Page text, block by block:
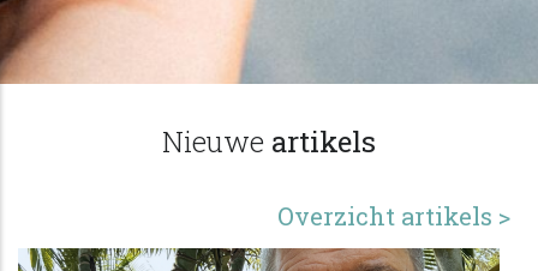
Nieuwe artikels
Overzicht artikels >